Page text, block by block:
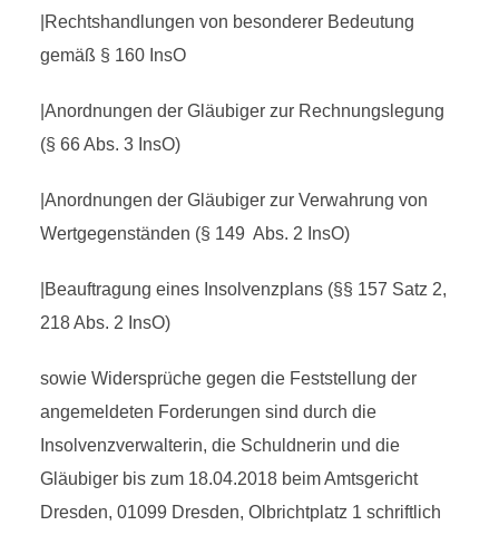
|Rechtshandlungen von besonderer Bedeutung
gemäß § 160 InsO
|Anordnungen der Gläubiger zur Rechnungslegung
(§ 66 Abs. 3 InsO)
|Anordnungen der Gläubiger zur Verwahrung von
Wertgegenständen (§ 149 Abs. 2 InsO)
|Beauftragung eines Insolvenzplans (§§ 157 Satz 2,
218 Abs. 2 InsO)
sowie Widersprüche gegen die Feststellung der
angemeldeten Forderungen sind durch die
Insolvenzverwalterin, die Schuldnerin und die
Gläubiger bis zum 18.04.2018 beim Amtsgericht
Dresden, 01099 Dresden, Olbrichtplatz 1 schriftlich